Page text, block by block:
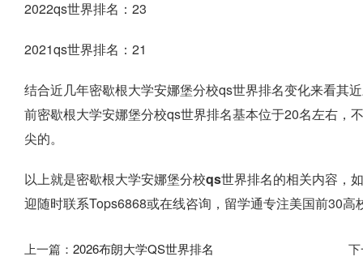
2022qs世界排名：23
2021qs世界排名：21
结合近几年密歇根大学安娜堡分校qs世界排名变化来看其
前密歇根大学安娜堡分校qs世界排名基本位于20名左右，
尖的。
以上就是密歇根大学安娜堡分校qs世界排名的相关内容，
迎随时联系Tops6868或在线咨询，留学通专注美国前30
上一篇： 2026布朗大学QS世界排名